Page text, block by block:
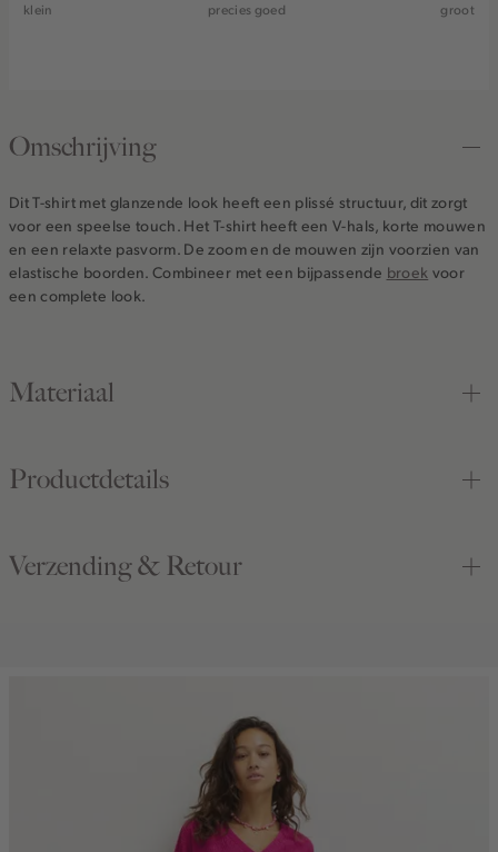
klein precies goed groot
Omschrijving
Dit T-shirt met glanzende look heeft een plissé structuur, dit zorgt
voor een speelse touch. Het T-shirt heeft een V-hals, korte mouwen
en een relaxte pasvorm. De zoom en de mouwen zijn voorzien van
elastische boorden. Combineer met een bijpassende broek voor
een complete look.
Materiaal
Productdetails
Verzending & Retour